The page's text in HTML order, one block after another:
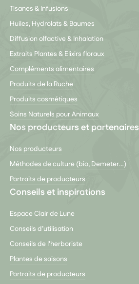
Tisanes & Infusions
Huiles, Hydrolats & Baumes
Diffusion olfactive & Inhalation
Extraits Plantes & Elixirs floraux
Compléments alimentaires
Produits de la Ruche
Produits cosmétiques
Soins Naturels pour Animaux
Nos producteurs et partenaires
Nos producteurs
Méthodes de culture (bio, Demeter…)
Portraits de producteurs
Conseils et inspirations
Espace Clair de Lune
Conseils d’utilisation
Conseils de l'herboriste
Plantes de saisons
Portraits de producteurs